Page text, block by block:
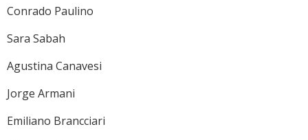
Conrado Paulino
Sara Sabah
Agustina Canavesi
Jorge Armani
Emiliano Brancciari